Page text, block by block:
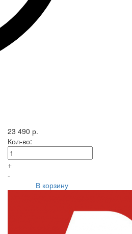
23 490 р.
Кол-во:
+
-
В корзину